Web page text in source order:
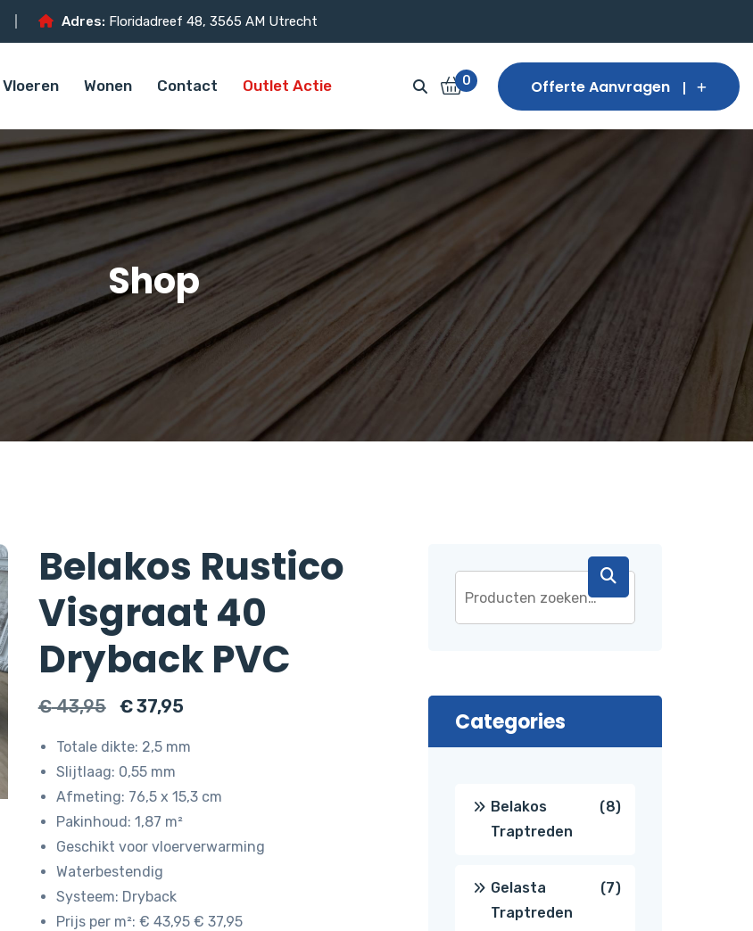
Adres: Floridadreef 48, 3565 AM Utrecht
Vloeren Wonen Contact Outlet Actie 0 Offerte Aanvragen
Shop
Belakos Rustico
Visgraat 40
Dryback PVC
€43,95
Oorspronkelijke
was:
€ 43,95.
€37,95Huidige
€ 37,95.
Totale dikte: 2,5 mm
Slijtlaag: 0,55 mm
Afmeting: 76,5 x 15,3 cm
Pakinhoud: 1,87 m²
Geschikt voor vloerverwarming
Waterbestendig
Systeem: Dryback
Prijs per m²: € 43,95 € 37,95
Categories
Belakos
Traptreden
88
Gelasta
Traptreden
77